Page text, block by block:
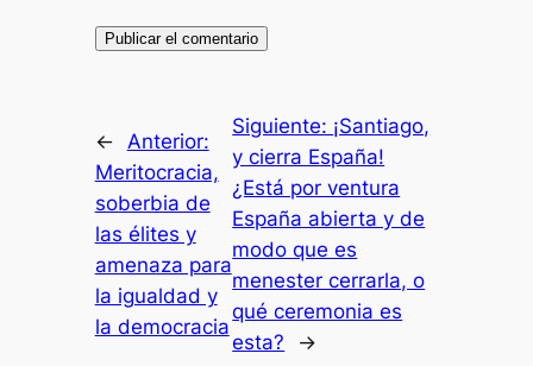
←
Anterior:
Meritocracia,
soberbia de
las élites y
amenaza para
la igualdad y
la democracia
Siguiente: ¡Santiago,
y cierra España!
¿Está por ventura
España abierta y de
modo que es
menester cerrarla, o
qué ceremonia es
esta?
→